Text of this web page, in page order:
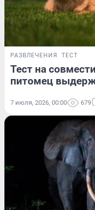
РАЗВЛЕЧЕНИЯ ТЕСТ
Тест на
питомец
7 июля, 2026, 00:00 679